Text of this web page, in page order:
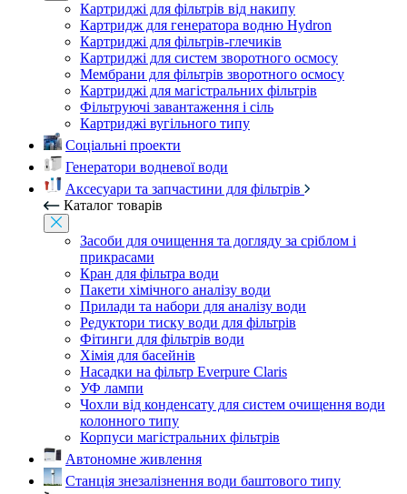
Картриджі для фільтрів від накипу
Картридж для генератора водню Hydron
Картриджі для фільтрів-глечиків
Картриджі для систем зворотного осмосу
Мембрани для фільтрів зворотного осмосу
Картриджі для магістральних фільтрів
Фільтруючі завантаження і сіль
Картриджі вугільного типу
Соціальні проекти
Генератори водневої води
Аксесуари та запчастини для фільтрів
Каталог товарів
Засоби для очищення та догляду за сріблом і
прикрасами
Кран для фільтра води
Пакети хімічного аналізу води
Прилади та набори для аналізу води
Редуктори тиску води для фільтрів
Фітинги для фільтрів води
Хімія для басейнів
Насадки на фільтр Everpure Claris
УФ лампи
Чохли від конденсату для систем очищення води
колонного типу
Корпуси магістральних фільтрів
Автономне живлення
Станція знезалізнення води баштового типу